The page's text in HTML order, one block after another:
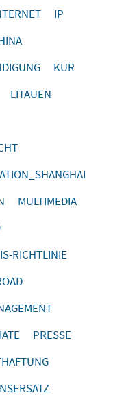
IP
KUR
LITAUEN
MULTIMEDIA
RICHTLINIE
PRESSE